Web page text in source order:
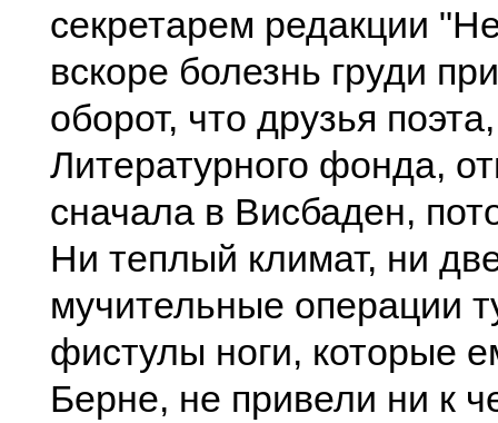
секретарем редакции
вскоре болезнь груди
оборот, что друзья
Литературного фонда,
сначала в Висбаден,
Ни теплый климат, ни
мучительные операции
фистулы ноги, которые
Берне, не привели ни к